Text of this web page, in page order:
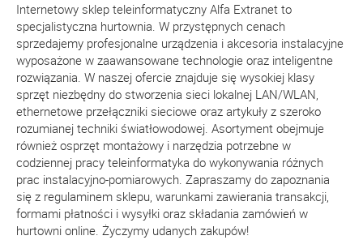
Internetowy sklep teleinformatyczny Alfa Extranet to
specjalistyczna hurtownia. W przystępnych cenach
sprzedajemy profesjonalne urządzenia i akcesoria instalacyjne
wyposażone w zaawansowane technologie oraz inteligentne
rozwiązania. W naszej ofercie znajduje się wysokiej klasy
sprzęt niezbędny do stworzenia sieci lokalnej LAN/WLAN,
ethernetowe przełączniki sieciowe oraz artykuły z szeroko
rozumianej techniki światłowodowej. Asortyment obejmuje
również osprzęt montażowy i narzędzia potrzebne w
codziennej pracy teleinformatyka do wykonywania różnych
prac instalacyjno-pomiarowych. Zapraszamy do zapoznania
się z regulaminem sklepu, warunkami zawierania transakcji,
formami płatności i wysyłki oraz składania zamówień w
hurtowni online. Życzymy udanych zakupów!